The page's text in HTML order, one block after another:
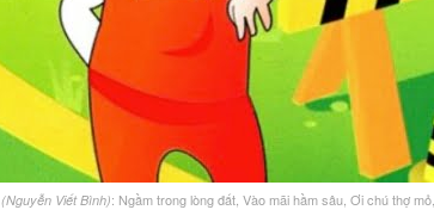
(Nguyễn Viết Bình): Ngầm trong lòng đất, Vào mãi hầm sâu, Ơi chú thợ